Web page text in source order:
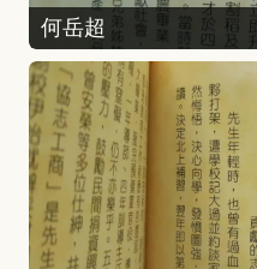
何岳超